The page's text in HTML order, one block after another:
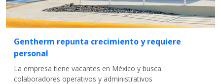
Gentherm repunta crecimiento y requiere
personal
La empresa tiene vacantes en México y busca
colaboradores operativos y administrativos